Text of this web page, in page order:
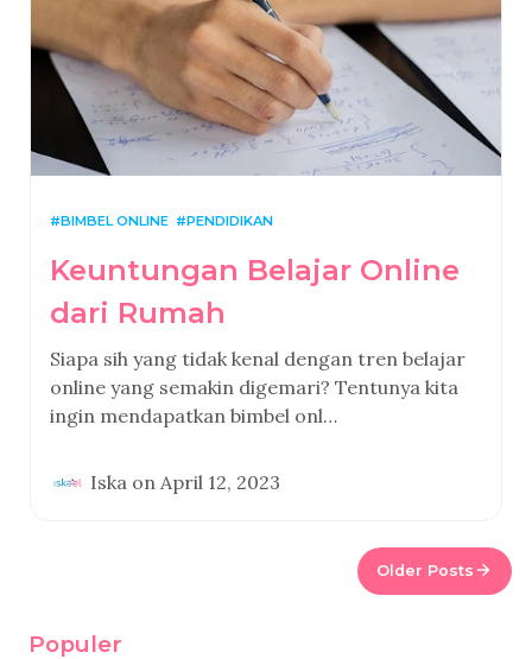
BIMBEL ONLINE PENDIDIKAN
Keuntungan Belajar Online
dari Rumah
Siapa sih yang tidak kenal dengan tren belajar
online yang semakin digemari? Tentunya kita
ingin mendapatkan bimbel onl…
Iska onApril 12, 2023
Older Posts
Populer